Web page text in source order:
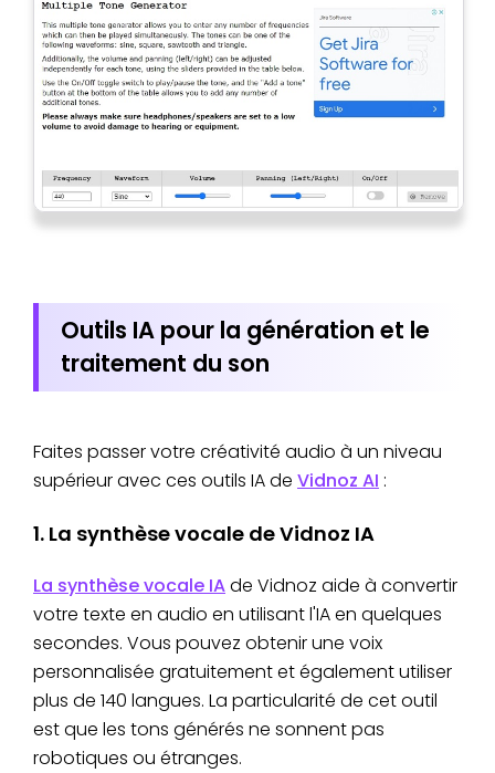
Outils IA pour la génération et le
traitement du son
Faites passer votre créativité audio à un niveau
supérieur avec ces outils IA de Vidnoz AI :
1. La synthèse vocale de Vidnoz IA
La synthèse vocale IAde Vidnoz aide à convertir
votre texte en audio en utilisant l'IA en quelques
secondes. Vous pouvez obtenir une voix
personnalisée gratuitement et également utiliser
plus de 140 langues. La particularité de cet outil
est que les tons générés ne sonnent pas
robotiques ou étranges.